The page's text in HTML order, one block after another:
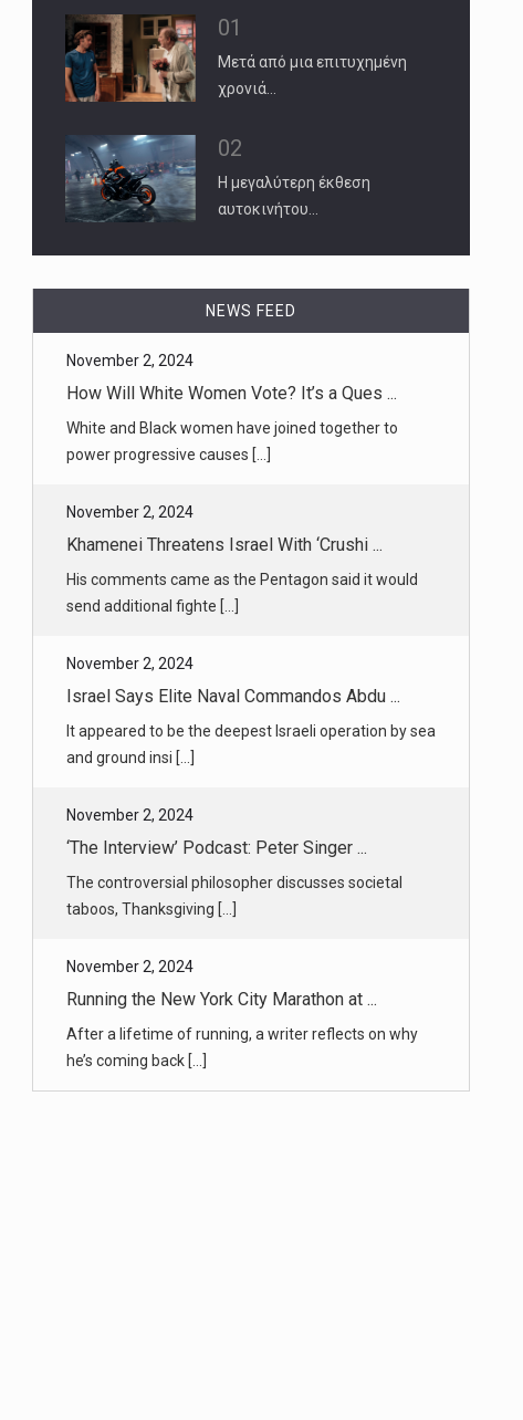
01
Μετά από μια επιτυχημένη
χρονιά…
02
Η μεγαλύτερη έκθεση
αυτοκινήτου…
NEWS FEED
White and Black women have joined together to
November 2, 2024
Khamenei Threatens Israel With ‘Crushi ...
His comments came as the Pentagon said it would
November 2, 2024
Israel Says Elite Naval Commandos Abdu ...
It appeared to be the deepest Israeli operation by sea
November 2, 2024
‘The Interview’ Podcast: Peter Singer ...
The controversial philosopher discusses societal
November 2, 2024
Running the New York City Marathon at ...
After a lifetime of running, a writer reflects on why
November 2, 2024
NYC Marathon Guide 2024: The Route, St ...
Everything you need to know about Sunday’s five-